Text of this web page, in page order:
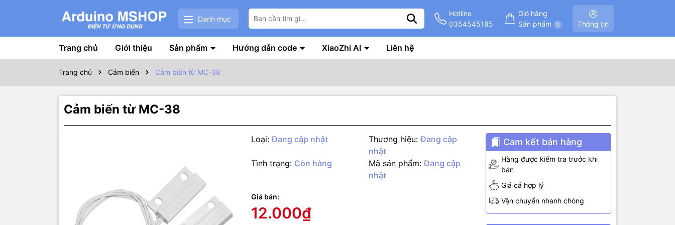
Danh mục
Hotline
0354545185
Giỏ hàng
Sản phẩm
0 Thông tin
Trang chủ Giới thiệu Sản phẩm Hướng dẫn code XiaoZhi AI Liên hệ
Trang chủ Cảm biến Cảm biến từ MC-38
Cảm biến từ MC-38
Loại: Đang cập nhật Thương hiệu: Đang cập
nhật
Tình trạng: Còn hàng Mã sản phẩm: Đang cập
nhật
Giá bán:
12.000₫
Cam kết bán hàng
Hàng được kiểm tra trước khi
bán
Giá cả hợp lý
Vận chuyển nhanh chóng
Thông số kỹ thuật
Cảm biến từ MC-38 là công tắc từ có dây, gắn trên cửa, tủ. Cảm biến sẽ đóng khi 2
miếng đặt gần nhau, thường được dùng trong ứng dụng chống trộm ở cửa, tủ, …